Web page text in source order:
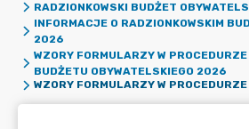
RADZIONKOWSKI BUDŻET
INFORMACJE O RADZIONKOWSKIM
2026
WZORY FORMULARZY W
BUDŻETU OBYWATELSKIEGO 2026